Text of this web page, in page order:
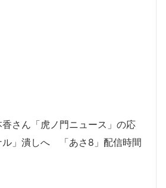
さん「虎ノ門ニュース」の応
ル」潰しへ 「あさ8」配信時間